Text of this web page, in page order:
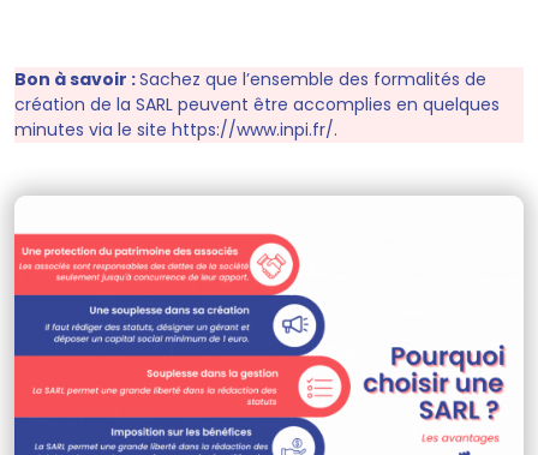
Bon à savoir :Sachez que l’ensemble des formalités de
création de la SARL peuvent être accomplies en quelques
minutes via le site https://www.inpi.fr/.